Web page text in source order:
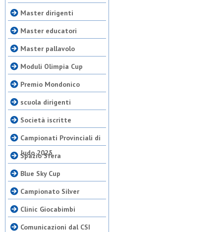
Master dirigenti
Master educatori
Master pallavolo
Moduli Olimpia Cup
Premio Mondonico
scuola dirigenti
Società iscritte
Campionati Provinciali di
Judo 2025
Spazio Sfera
Blue Sky Cup
Campionato Silver
Clinic Giocabimbi
Comunicazioni dal CSI